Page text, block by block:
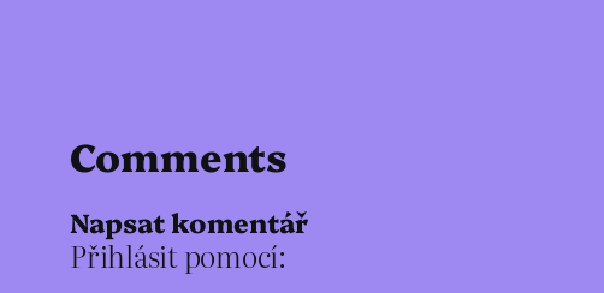
Comments
Napsat komentář
Přihlásit pomocí: